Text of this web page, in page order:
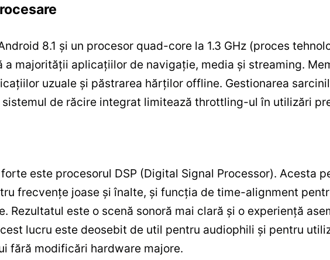
8.1 și un procesor quad-core la 1.3 GHz (proces
a majorității aplicațiilor de navigație, media și streaming.
uzuale și păstrarea hărților offline. Gestionarea
de răcire integrat limitează throttling-ul în utilizări
este procesorul DSP (Digital Signal Processor). Acesta
frecvențe joase și înalte, și funcția de time-alignment
Rezultatul este o scenă sonoră mai clară și o experiență
lucru este deosebit de util pentru audiophili și pentru
fără modificări hardware majore.